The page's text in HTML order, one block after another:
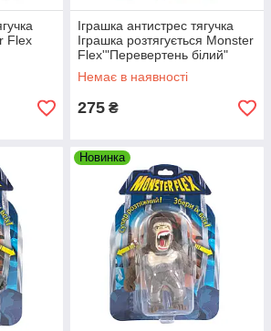
Flex
Іграшка антистрес тягучка
Іграшка розтягується Monster
Flex'"Перевертень білий"
Немає в наявності
275 ₴
Новинка